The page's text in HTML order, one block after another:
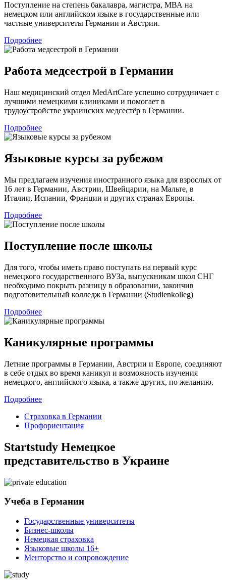
Поступление на степень бакалавра, магистра, МВА на
немецком или английском языке в государственные или
частные университеты Германии и Австрии.
Подробнее
Работа медсестрой в Германии
Наш медицинский отдел MedArtCare успешно сотрудничает с
лучшими немецкими клиниками и помогает в
трудоустройстве украинских медсестёр в Германии.
Подробнее
Языковые курсы за рубежом
Мы предлагаем изучения иностранного языка для взрослых от
16 лет в Германии, Австрии, Швейцарии, на Мальте, в
Италии, Испании, Франции и других странах Европы.
Подробнее
Поступление после школы
Для того, чтобы иметь право поступать на первый курс
немецкого государственного ВУЗа, выпускникам школ СНГ
необходимо покрыть разницу в образовании, закончив
подготовительный колледж в Германии (Studienkolleg)
Подробнее
Каникулярные программы
Летние программы в Германии, Австрии и Европе, соединяют
в себе отдых во время каникул и возможность изучения
немецкого, английского языка, а также других, по желанию.
Подробнее
Страховка в Германии
Профориентация
Startstudy Немецкое
представительство в Украине
Учеба в Германии
Государственные университеты
Бизнес-школы
Немецкая страховка
Языковые школы 16+
Менторство и сопровождение